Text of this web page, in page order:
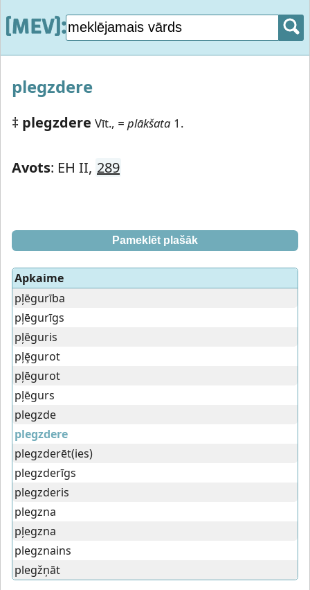
plegzdere
‡ plegzdere Vīt., = plākšata 1.
Avots: EH II, 289
Pameklēt plašāk
Apkaime
pļēgurība
pļēgurīgs
pļēguris
pļȩ̄gurot
pļēgurot
pļēgurs
plegzde
plegzdere
plegzderēt(ies)
plegzderīgs
plegzderis
plegzna
pļegzna
plegznains
plegžņāt